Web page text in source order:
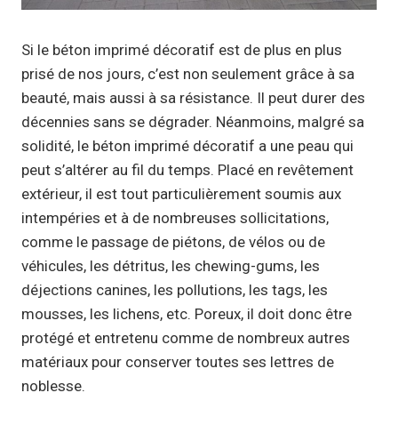
Si le béton imprimé décoratif est de plus en plus
prisé de nos jours, c’est non seulement grâce à sa
beauté, mais aussi à sa résistance. Il peut durer des
décennies sans se dégrader. Néanmoins, malgré sa
solidité, le béton imprimé décoratif a une peau qui
peut s’altérer au fil du temps. Placé en revêtement
extérieur, il est tout particulièrement soumis aux
intempéries et à de nombreuses sollicitations,
comme le passage de piétons, de vélos ou de
véhicules, les détritus, les chewing-gums, les
déjections canines, les pollutions, les tags, les
mousses, les lichens, etc. Poreux, il doit donc être
protégé et entretenu comme de nombreux autres
matériaux pour conserver toutes ses lettres de
noblesse.